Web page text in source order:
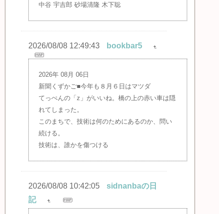
中谷 宇吉郎 砂場清隆 木下聡
2026/08/08 12:49:43 bookbar5
2026年 08月 06日
新聞くずかご■今年も８月６日はマツダ
てっぺんの「z」がいいね。橋の上の赤い車は隠
れてしまった。
このまちで、技術は何のためにあるのか、問い
続ける。
技術は、誰かを傷つける
2026/08/08 10:42:05
sidnanbaの日
記